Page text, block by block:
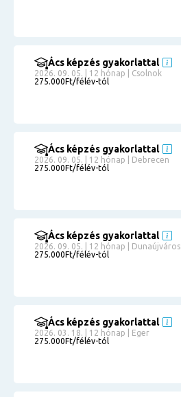
Ács képzés gyakorlattal
2026. 09. 05. | 12 hónap | Csolnok
275.000Ft/félév-tól
Ács képzés gyakorlattal
2026. 09. 05. | 12 hónap | Debrecen
275.000Ft/félév-tól
Ács képzés gyakorlattal
2026. 09. 05. | 12 hónap | Dunaújváros
275.000Ft/félév-tól
Ács képzés gyakorlattal
2026. 03. 18. | 12 hónap | Eger
275.000Ft/félév-tól